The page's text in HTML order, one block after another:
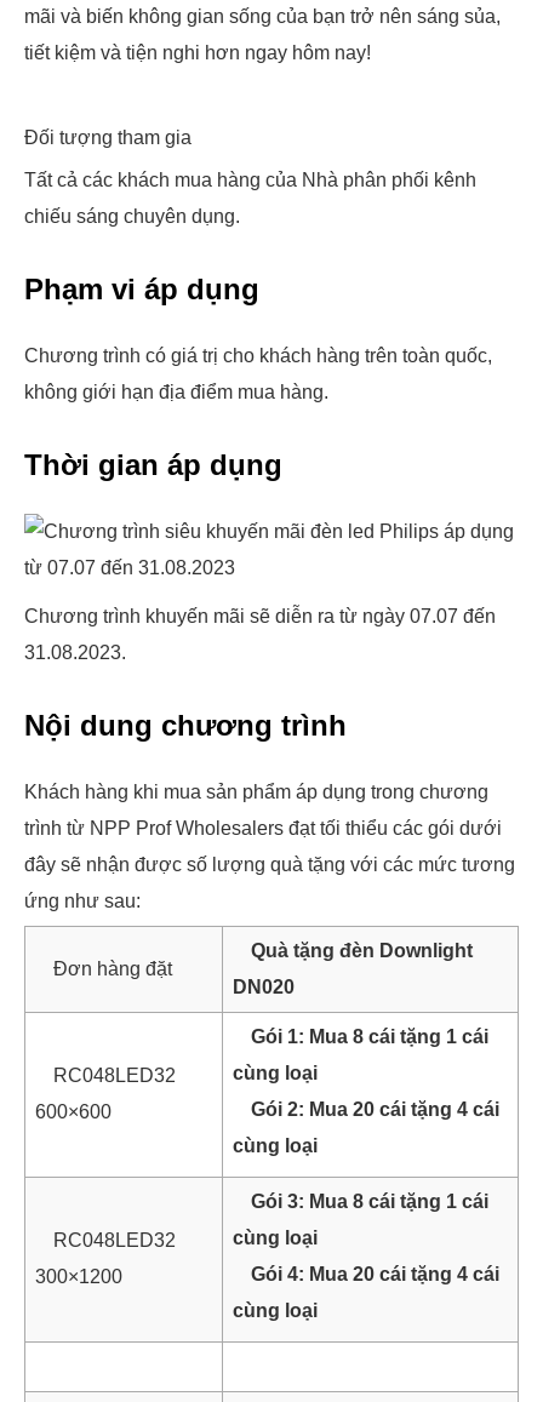
mãi và biến không gian sống của bạn trở nên sáng sủa,
tiết kiệm và tiện nghi hơn ngay hôm nay!
Đối tượng tham gia
Tất cả các khách mua hàng của Nhà phân phối kênh
chiếu sáng chuyên dụng.
Phạm vi áp dụng
Chương trình có giá trị cho khách hàng trên toàn quốc,
không giới hạn địa điểm mua hàng.
Thời gian áp dụng
Chương trình khuyến mãi sẽ diễn ra từ ngày 07.07 đến
31.08.2023.
Nội dung chương trình
Khách hàng khi mua sản phẩm áp dụng trong chương
trình từ NPP Prof Wholesalers đạt tối thiểu các gói dưới
đây sẽ nhận được số lượng quà tặng với các mức tương
ứng như sau:
Đơn hàng đặt
Quà tặng đèn Downlight
DN020
RC048LED32
600×600
Gói 1: Mua 8 cái tặng 1 cái
cùng loại
Gói 2: Mua 20 cái tặng 4 cái
cùng loại
RC048LED32
300×1200
Gói 3: Mua 8 cái tặng 1 cái
cùng loại
Gói 4: Mua 20 cái tặng 4 cái
cùng loại